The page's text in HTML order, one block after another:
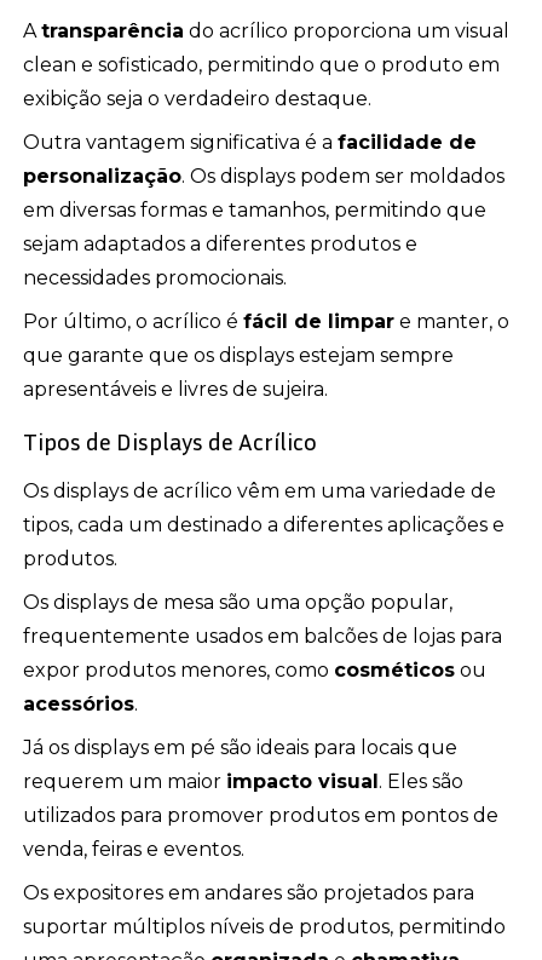
Atransparência do acrílico proporciona um visual
clean e sofisticado, permitindo que o produto em
exibição seja o verdadeiro destaque.
Outra vantagem significativa é afacilidade de
personalização. Os displays podem ser moldados
em diversas formas e tamanhos, permitindo que
sejam adaptados a diferentes produtos e
necessidades promocionais.
Por último, o acrílico éfácil de limpar e manter, o
que garante que os displays estejam sempre
apresentáveis e livres de sujeira.
Tipos de Displays de Acrílico
Os displays de acrílico vêm em uma variedade de
tipos, cada um destinado a diferentes aplicações e
produtos.
Os displays de mesa são uma opção popular,
frequentemente usados em balcões de lojas para
expor produtos menores, como cosméticos ou
acessórios.
Já os displays em pé são ideais para locais que
requerem um maior impacto visual. Eles são
utilizados para promover produtos em pontos de
venda, feiras e eventos.
Os expositores em andares são projetados para
suportar múltiplos níveis de produtos, permitindo